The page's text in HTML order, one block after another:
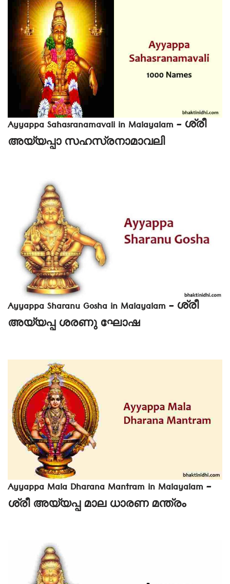
Ayyappa Sahasranamavali in Malayalam – ശ്രീ
അയ്യപ്പാ സഹസ്രനാമാവലി
Ayyappa Sharanu Gosha in Malayalam – ശ്രീ
അയ്യപ്പ ശരണു ഘോഷ
Ayyappa Mala Dharana Mantram in Malayalam –
ശ്രീ അയ്യപ്പ മാല ധാരണ മന്ത്രം